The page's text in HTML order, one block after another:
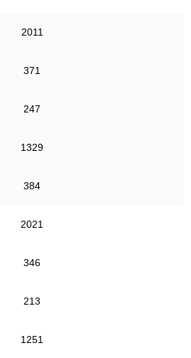
2011
371
247
1329
384
2021
346
213
1251